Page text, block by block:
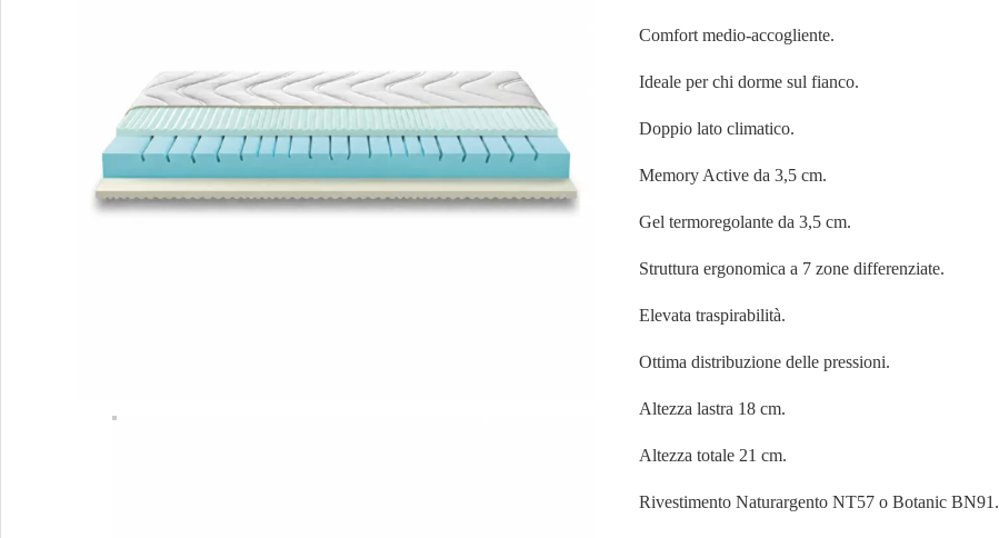
Comfort medio-accogliente.
Ideale per chi dorme sul fianco.
Doppio lato climatico.
Memory Active da 3,5 cm.
Gel termoregolante da 3,5 cm.
Struttura ergonomica a 7 zone differenziate.
Elevata traspirabilità.
Ottima distribuzione delle pressioni.
Altezza lastra 18 cm.
Altezza totale 21 cm.
Rivestimento Naturargento NT57 o Botanic BN91.